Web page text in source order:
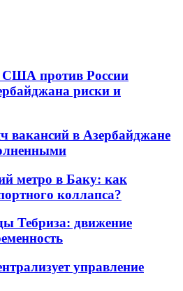
против России
риски и
вакансий в Азербайджане
метро в Баку: как
коллапса?
Тебриза: движение
управление